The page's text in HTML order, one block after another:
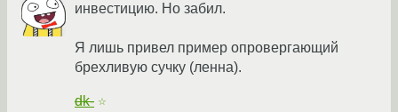
инвестицию. Но забил.
Я лишь привел пример опровергающий
брехливую сучку (ленна).
dk- ☆